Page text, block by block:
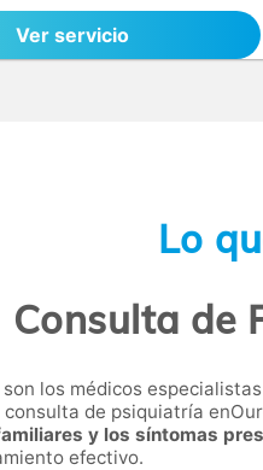
Ver servicio
Lo
Consulta de
los médicos
consulta de psiquiatría
y los síntomas
efectivo.